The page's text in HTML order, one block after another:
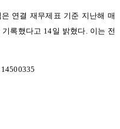
연결 재무제표 기준 지난해 매
기록했다고 14일 밝혔다. 이는 전